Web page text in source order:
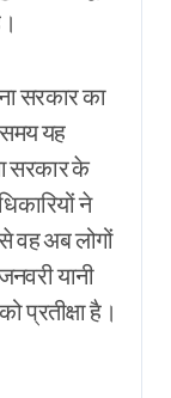
सरकार का
यह
सरकार के
ने
वह अब लोगों
यानी
प्रतीक्षा है।